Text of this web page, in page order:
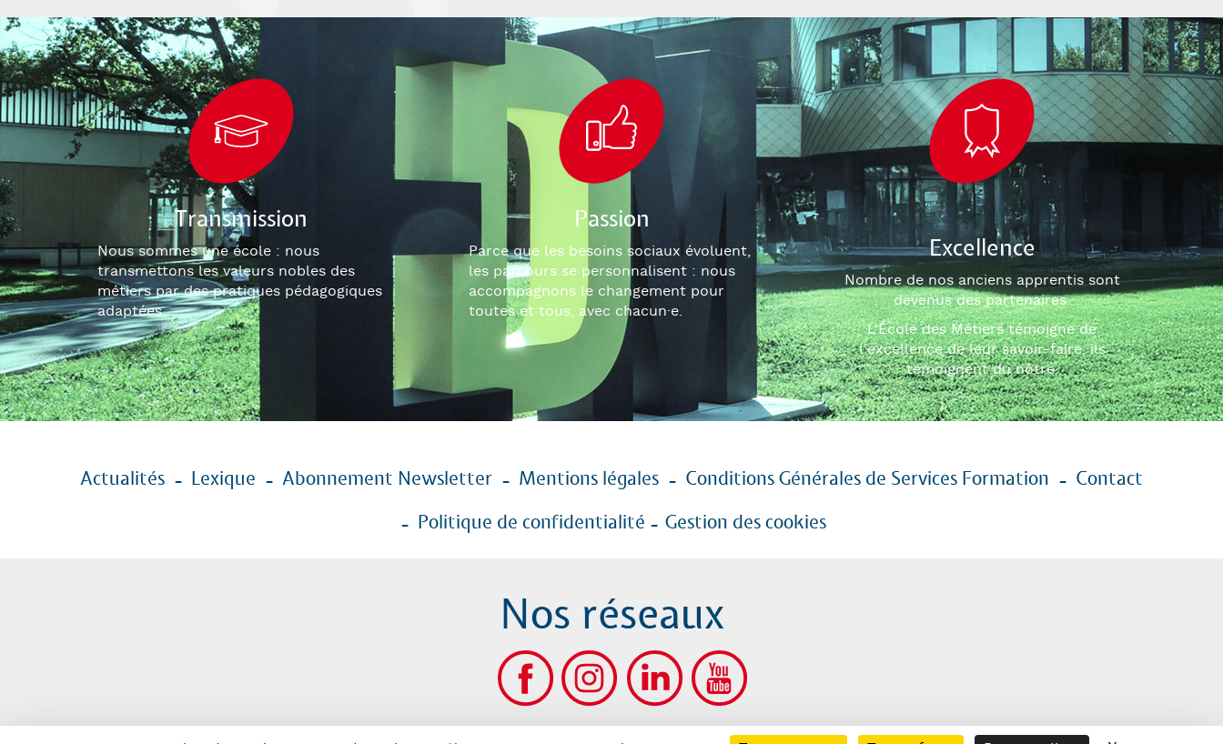
Transmission
Nous sommes une école : nous
transmettons les valeurs nobles des
métiers par des pratiques pédagogiques
adaptées.
Passion
Parce que les besoins sociaux évoluent,
les parcours se personnalisent : nous
accompagnons le changement pour
toutes et tous, avec chacun·e.
Excellence
Nombre de nos anciens apprentis sont
devenus des partenaires.
L'École des Métiers témoigne de
l'excellence de leur savoir-faire, ils
témoignent du nôtre.
Actualités Lexique Abonnement Newsletter Mentions légales Conditions Générales de Services Formation
Contact
Politique de confidentialité
Gestion des cookies
Nos réseaux